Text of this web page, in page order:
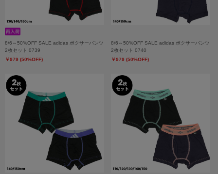
8/6～50%OFF SALE adidas ボクサーパンツ
2枚セット 0739
￥979 (50%OFF)
8/6～50%OFF SALE adidas ボクサーパンツ
2枚セット 0740
￥979 (50%OFF)